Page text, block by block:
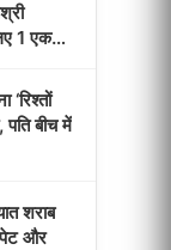
1 एकड़
पति बीच में
शराब
पेट और